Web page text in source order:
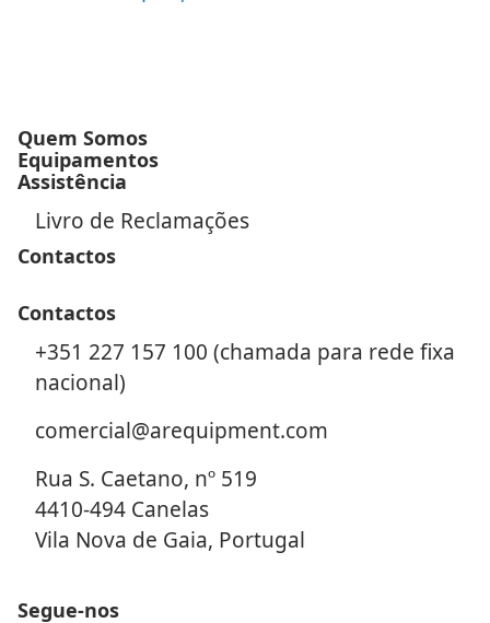
Quem Somos
Equipamentos
Assistência
Livro de Reclamações
Contactos
Contactos
+351 227 157 100 (chamada para rede fixa
nacional)
comercial@arequipment.com
Rua S. Caetano, nº 519
4410-494 Canelas
Vila Nova de Gaia, Portugal
Segue-nos